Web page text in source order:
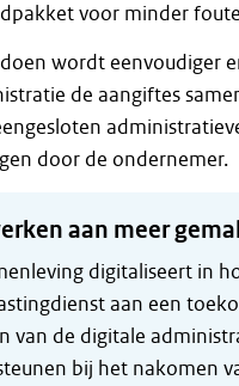
voor minder
wordt eenvoudiger
de aangiftes
door de ondernemer.
aan meer
digitaliseert in
aan een
van de digitale
bij het nakomen